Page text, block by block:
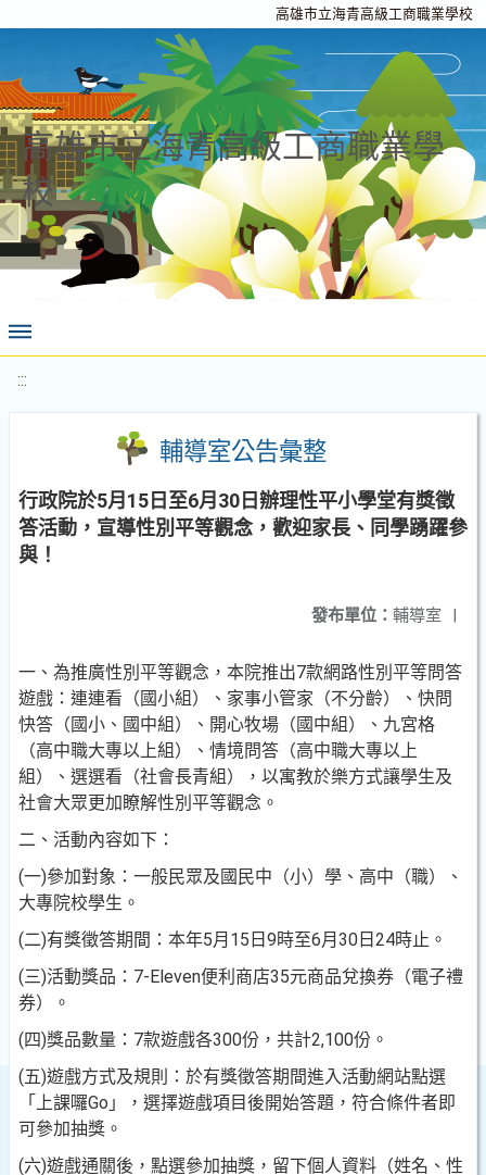
高雄市立海青高級工商職業學校
高雄市立海青高級工商職業學
校
:::
輔導室公告彙整
行政院於5月15日至6月30日辦理性平小學堂有獎徵
答活動，宣導性別平等觀念，歡迎家長、同學踴躍參
與！
發布單位： 輔導室 |
一、為推廣性別平等觀念，本院推出7款網路性別平等問答
遊戲：連連看（國小組）、家事小管家（不分齡）、快問
快答（國小、國中組）、開心牧場（國中組）、九宮格
（高中職大專以上組）、情境問答（高中職大專以上
組）、選選看（社會長青組），以寓教於樂方式讓學生及
社會大眾更加瞭解性別平等觀念。
二、活動內容如下：
(一)參加對象：一般民眾及國民中（小）學、高中（職）、
大專院校學生。
(二)有獎徵答期間：本年5月15日9時至6月30日24時止。
(三)活動獎品：7-Eleven便利商店35元商品兌換券（電子禮
券）。
(四)獎品數量：7款遊戲各300份，共計2,100份。
(五)遊戲方式及規則：於有獎徵答期間進入活動網站點選
「上課囉Go」，選擇遊戲項目後開始答題，符合條件者即
可參加抽獎。
(六)遊戲通關後，點選參加抽獎，留下個人資料（姓名、性